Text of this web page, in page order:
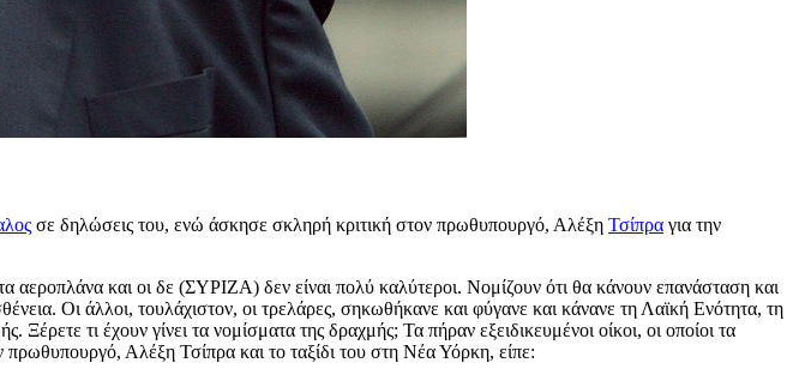
σε δηλώσεις του, ενώ άσκησε σκληρή κριτική στον πρωθυπουργό, Αλέξη Τσίπρα για την
και οι δε (ΣΥΡΙΖΑ) δεν είναι πολύ καλύτεροι. Νομίζουν ότι θα κάνουν επανάσταση και
Οι άλλοι, τουλάχιστον, οι τρελάρες, σηκωθήκανε και φύγανε και κάνανε τη Λαϊκή Ενότητα, τη
τι έχουν γίνει τα νομίσματα της δραχμής; Τα πήραν εξειδικευμένοι οίκοι, οι οποίοι τα
Αλέξη Τσίπρα και το ταξίδι του στη Νέα Υόρκη, είπε: